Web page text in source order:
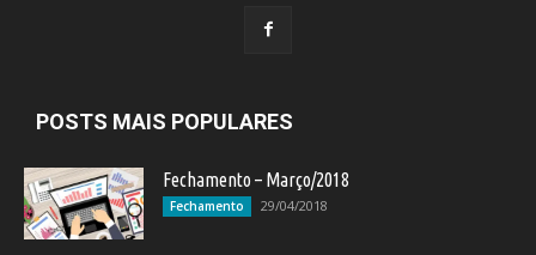
POSTS MAIS POPULARES
Fechamento – Março/2018
Fechamento 29/04/2018